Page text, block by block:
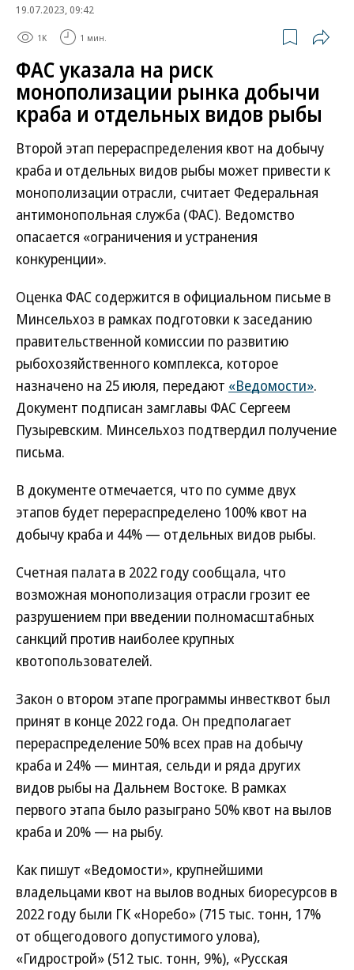
19.07.2023, 09:42
1K 1 мин.
ФАС указала на риск
монополизации рынка добычи
краба и отдельных видов рыбы
Второй этап перераспределения квот на добычу
краба и отдельных видов рыбы может привести к
монополизации отрасли, считает Федеральная
антимонопольная служба (ФАС). Ведомство
опасается «ограничения и устранения
конкуренции».
Оценка ФАС содержится в официальном письме в
Минсельхоз в рамках подготовки к заседанию
правительственной комиссии по развитию
рыбохозяйственного комплекса, которое
назначено на 25 июля, передают «Ведомости».
Документ подписан замглавы ФАС Сергеем
Пузыревским. Минсельхоз подтвердил получение
письма.
В документе отмечается, что по сумме двух
этапов будет перераспределено 100% квот на
добычу краба и 44% — отдельных видов рыбы.
Счетная палата в 2022 году сообщала, что
возможная монополизация отрасли грозит ее
разрушением при введении полномасштабных
санкций против наиболее крупных
квотопользователей.
Закон о втором этапе программы инвестквот был
принят в конце 2022 года. Он предполагает
перераспределение 50% всех прав на добычу
краба и 24% — минтая, сельди и ряда других
видов рыбы на Дальнем Востоке. В рамках
первого этапа было разыграно 50% квот на вылов
краба и 20% — на рыбу.
Как пишут «Ведомости», крупнейшими
владельцами квот на вылов водных биоресурсов в
2022 году были ГК «Норебо» (715 тыс. тонн, 17%
от общегодового допустимого улова),
«Гидрострой» (512 тыс. тонн, 9%), «Русская